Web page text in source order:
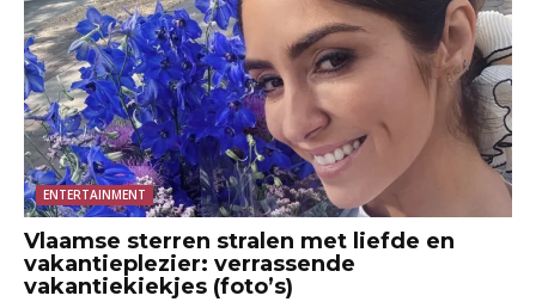
ENTERTAINMENT
Vlaamse sterren stralen met liefde en
vakantieplezier: verrassende
vakantiekiekjes (foto’s)